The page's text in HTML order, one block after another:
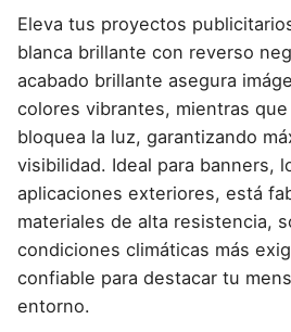
Eleva tus proyectos
blanca brillante con reverso
acabado brillante asegura
colores vibrantes, mientras
bloquea la luz, garantizando
visibilidad. Ideal para banners,
aplicaciones exteriores, está
materiales de alta resistencia,
condiciones climáticas más
confiable para destacar tu
entorno.